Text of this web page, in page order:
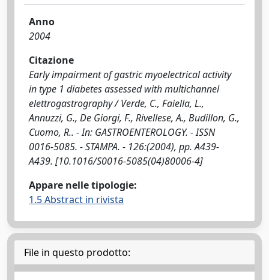
Anno
2004
Citazione
Early impairment of gastric myoelectrical activity
in type 1 diabetes assessed with multichannel
elettrogastrography / Verde, C., Faiella, L.,
Annuzzi, G., De Giorgi, F., Rivellese, A., Budillon, G.,
Cuomo, R.. - In: GASTROENTEROLOGY. - ISSN
0016-5085. - STAMPA. - 126:(2004), pp. A439-
A439. [10.1016/S0016-5085(04)80006-4]
Appare nelle tipologie:
1.5 Abstract in rivista
File in questo prodotto: